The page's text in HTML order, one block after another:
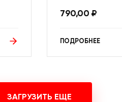
790,00 ₽
ПОДРОБНЕЕ
ЗАГРУЗИТЬ ЕЩЕ